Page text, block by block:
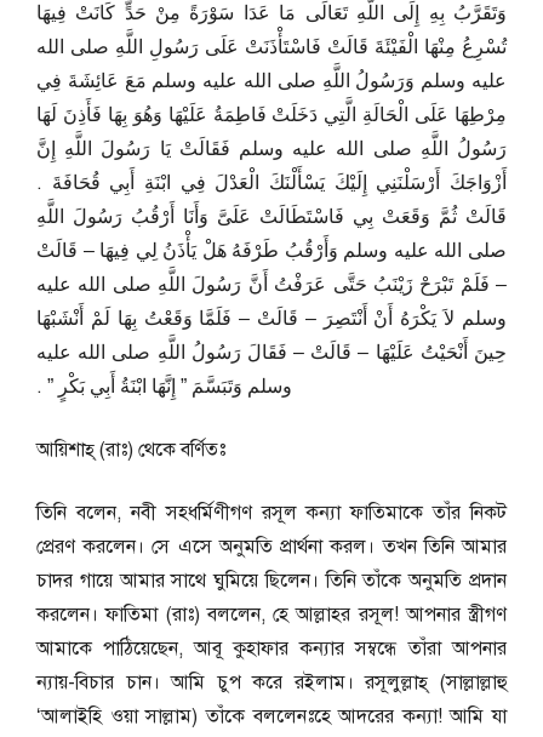
وَتَقَرَّبُ بِهِ إِلَى اللَّهِ تَعَالَى مَا عَدَا سَوْرَةً مِنْ حَدٍّ كَانَتْ فِيهَا
تُسْرِعُ مِنْهَا الْفَيْئَةَ قَالَتْ فَاسْتَأْذَنَتْ عَلَى رَسُولِ اللَّهِ صلى الله
عليه وسلم وَرَسُولُ اللَّهِ صلى الله عليه وسلم مَعَ عَائِشَةَ فِي
مِرْطِهَا عَلَى الْحَالَةِ الَّتِي دَخَلَتْ فَاطِمَةُ عَلَيْهَا وَهُوَ بِهَا فَأَذِنَ لَهَا
رَسُولُ اللَّهِ صلى الله عليه وسلم فَقَالَتْ يَا رَسُولَ اللَّهِ إِنَّ
أَزْوَاجَكَ أَرْسَلْنَنِي إِلَيْكَ يَسْأَلْنَكَ الْعَدْلَ فِي ابْنَةِ أَبِي قُحَافَةَ ‏.‏
قَالَتْ ثُمَّ وَقَعَتْ بِي فَاسْتَطَالَتْ عَلَىَّ وَأَنَا أَرْقُبُ رَسُولَ اللَّهِ
صلى الله عليه وسلم وَأَرْقُبُ طَرْفَهُ هَلْ يَأْذَنُ لِي فِيهَا – قَالَتْ
– فَلَمْ تَبْرَحْ زَيْنَبُ حَتَّى عَرَفْتُ أَنَّ رَسُولَ اللَّهِ صلى الله عليه
وسلم لاَ يَكْرَهُ أَنْ أَنْتَصِرَ – قَالَتْ – فَلَمَّا وَقَعْتُ بِهَا لَمْ أَنْشَبْهَا
حِينَ أَنْحَيْتُ عَلَيْهَا – قَالَتْ – فَقَالَ رَسُولُ اللَّهِ صلى الله عليه
وسلم وَتَبَسَّمَ ‏”‏ إِنَّهَا ابْنَةُ أَبِي بَكْرٍ ‏”‏ ‏.‏
আয়িশাহ্ (রাঃ) থেকে বর্ণিতঃ
তিনি বলেন, নবী সহধর্মিণীগণ রসূল কন্যা ফাতিমাকে তাঁর নিকট
প্রেরণ করলেন। সে এসে অনুমতি প্রার্থনা করল। তখন তিনি আমার
চাদর গায়ে আমার সাথে ঘুমিয়ে ছিলেন। তিনি তাঁকে অনুমতি প্রদান
করলেন। ফাতিমা (রাঃ) বললেন, হে আল্লাহর রসূল! আপনার স্ত্রীগণ
আমাকে পাঠিয়েছেন, আবূ কুহাফার কন্যার সম্বন্ধে তাঁরা আপনার
ন্যায়-বিচার চান। আমি চুপ করে রইলাম। রসূলুল্লাহ্ (সাল্লাল্লাহু
‘আলাইহি ওয়া সাল্লাম) তাঁকে বললেনঃহে আদরের কন্যা! আমি যা